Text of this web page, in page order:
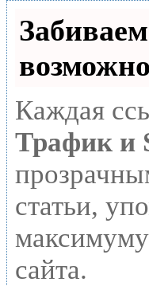
Каждая
Трафик и
статьи,
сайта.